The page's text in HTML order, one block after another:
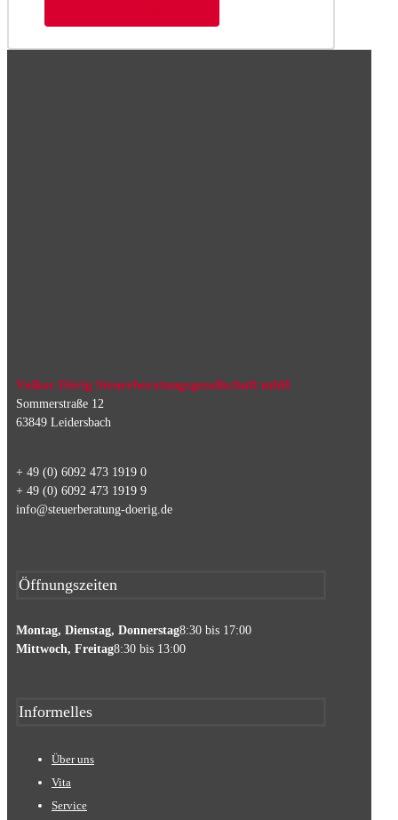
Volker Dörig Steuerberatungsgesellschaft mbH
Sommerstraße 12
63849 Leidersbach
+ 49 (0) 6092 473 1919 0
+ 49 (0) 6092 473 1919 9
info@steuerberatung-doerig.de
Öffnungszeiten
Montag, Dienstag, Donnerstag8:30 bis 17:00
Mittwoch, Freitag8:30 bis 13:00
Informelles
Über uns
Vita
Service